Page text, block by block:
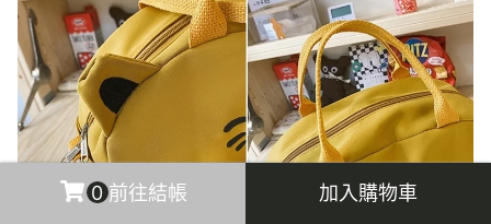
0 前往結帳 加入購物車